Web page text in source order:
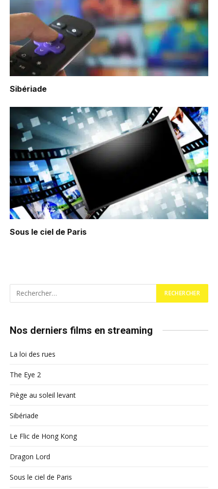
Sibériade
Sous le ciel de Paris
Nos derniers films en streaming
La loi des rues
The Eye 2
Piège au soleil levant
Sibériade
Le Flic de Hong Kong
Dragon Lord
Sous le ciel de Paris